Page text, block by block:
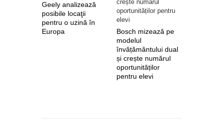
Geely analizează
posibile locaţii
pentru o uzină în
Europa
Bosch mizează pe
modelul
învățământului dual
și crește numărul
oportunităților
pentru elevi